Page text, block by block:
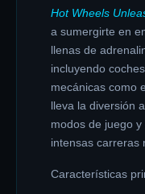
Hot Wheels
a sumergirte en
llenas de
incluyendo
mecánicas como
lleva la diversión
modos de juego
intensas carreras
Características